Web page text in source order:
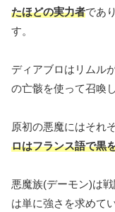
たほどの実力者であ
す。
ディアブロはリムル
の亡骸を使って召喚
原初の悪魔にはそれ
ロはフランス語で黒
悪魔族(デーモン)は
は単に強さを求めて